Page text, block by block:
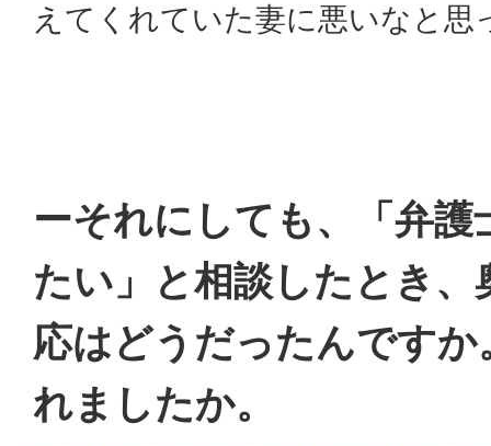
えてくれていた妻に悪いなと思
ーそれにしても、「弁護
たい」と相談したとき、
応はどうだったんですか
れましたか。